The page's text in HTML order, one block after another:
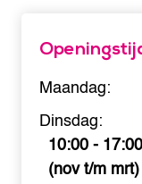
Maandag:
Dinsdag:
10:00 -
(nov t/m mrt)